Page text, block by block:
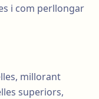
i com perllongar
millorant
superiors,